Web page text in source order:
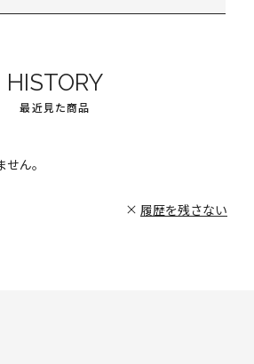
HISTORY
最近見た商品
ん。
履歴を残さない